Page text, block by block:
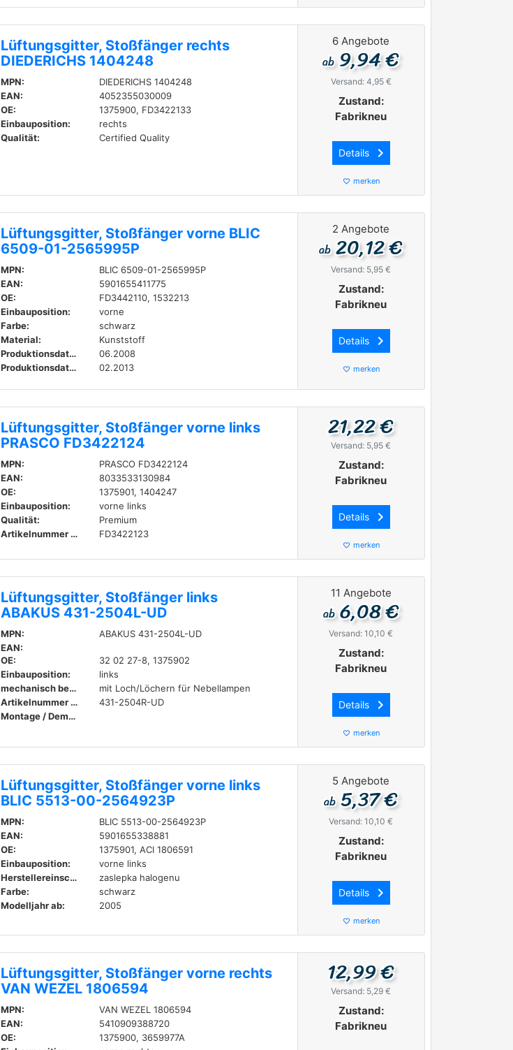
Lüftungsgitter, Stoßfänger rechts
DIEDERICHS 1404248
MPN:
DIEDERICHS 1404248
EAN:
4052355030009
OE:
1375900, FD3422133
Einbauposition:
rechts
Qualität:
Certified Quality
6 Angebote
ab9,94 €
Versand: 4,95 €
Zustand:
Fabrikneu
Details keyboard_arrow_right
favorite_border merken
Lüftungsgitter, Stoßfänger vorne BLIC
6509-01-2565995P
MPN:
BLIC 6509-01-2565995P
EAN:
5901655411775
OE:
FD3442110, 1532213
Einbauposition:
vorne
Farbe:
schwarz
Material:
Kunststoff
Produktionsdatum ab:
06.2008
Produktionsdatum bis:
02.2013
2 Angebote
ab20,12 €
Versand: 5,95 €
Zustand:
Fabrikneu
Details keyboard_arrow_right
favorite_border merken
Lüftungsgitter, Stoßfänger vorne links
PRASCO FD3422124
MPN:
PRASCO FD3422124
EAN:
8033533130984
OE:
1375901, 1404247
Einbauposition:
vorne links
Qualität:
Premium
Artikelnummer zum Gegenstück:
FD3422123
21,22 €
Versand: 5,95 €
Zustand:
Fabrikneu
Details keyboard_arrow_right
favorite_border merken
Lüftungsgitter, Stoßfänger links
ABAKUS 431-2504L-UD
MPN:
ABAKUS 431-2504L-UD
EAN:
OE:
32 02 27-8, 1375902
Einbauposition:
links
mechanisch bearbeitet:
mit Loch/Löchern für Nebellampen
Artikelnummer zum Gegenstück:
431-2504R-UD
Montage / Demontage durch Fachpersonal erforderlich!
11 Angebote
ab6,08 €
Versand: 10,10 €
Zustand:
Fabrikneu
Details keyboard_arrow_right
favorite_border merken
Lüftungsgitter, Stoßfänger vorne links
BLIC 5513-00-2564923P
MPN:
BLIC 5513-00-2564923P
EAN:
5901655338881
OE:
1375901, ACI 1806591
Einbauposition:
vorne links
Herstellereinschränkung:
zaslepka halogenu
Farbe:
schwarz
Modelljahr ab:
2005
5 Angebote
ab5,37 €
Versand: 10,10 €
Zustand:
Fabrikneu
Details keyboard_arrow_right
favorite_border merken
Lüftungsgitter, Stoßfänger vorne rechts
VAN WEZEL 1806594
MPN:
VAN WEZEL 1806594
EAN:
5410909388720
OE:
1375900, 3659977A
12,99 €
Versand: 5,29 €
Zustand:
Fabrikneu